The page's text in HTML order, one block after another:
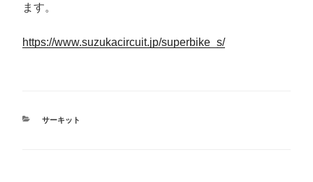
ます。
https://www.suzukacircuit.jp/superbike_s/
カ
サーキット